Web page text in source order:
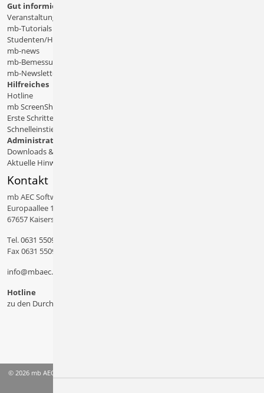
Gut informiert
Veranstaltungen
mb-Tutorials
Studenten/Hochschule
mb-news
mb-Bemessungstafeln
mb-Newsletter
Hilfreiches
Hotline
mb ScreenShare
Erste Schritte
Schnelleinstiege & Doku
Administratives
Downloads & Patches
Aktuelle Hinweise
Kontakt
mb AEC Software GmbH
Europaallee 14
67657 Kaiserslautern
Tel.0631 550999 11
Fax 0631 550999 20
info@mbaec.de
Hotline
zu den Durchwahlen
© 2026 mb AEC Software GmbH